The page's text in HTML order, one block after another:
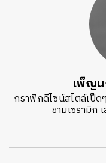
เพ็ญ
กราฟิกดีไซน์สไตล์เป็
ชามเซรามิก